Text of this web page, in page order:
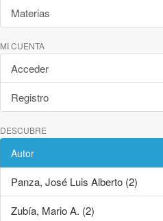
Materias
MI CUENTA
Acceder
Registro
DESCUBRE
Autor
Panza, José Luis Alberto (2)
Zubía, Mario A. (2)